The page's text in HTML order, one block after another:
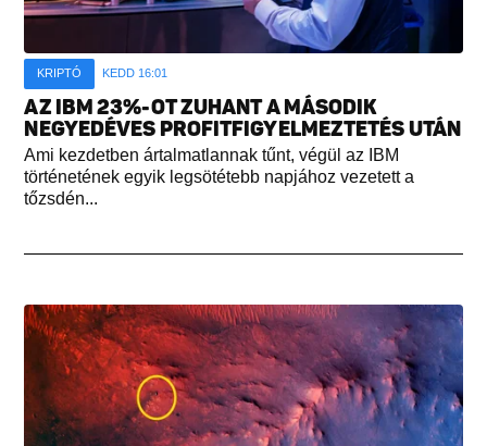
KRIPTÓ KEDD 16:01
AZ IBM 23%-OT ZUHANT A MÁSODIK
NEGYEDÉVES PROFITFIGYELMEZTETÉS UTÁN
Ami kezdetben ártalmatlannak tűnt, végül az IBM
történetének egyik legsötétebb napjához vezetett a
tőzsdén...